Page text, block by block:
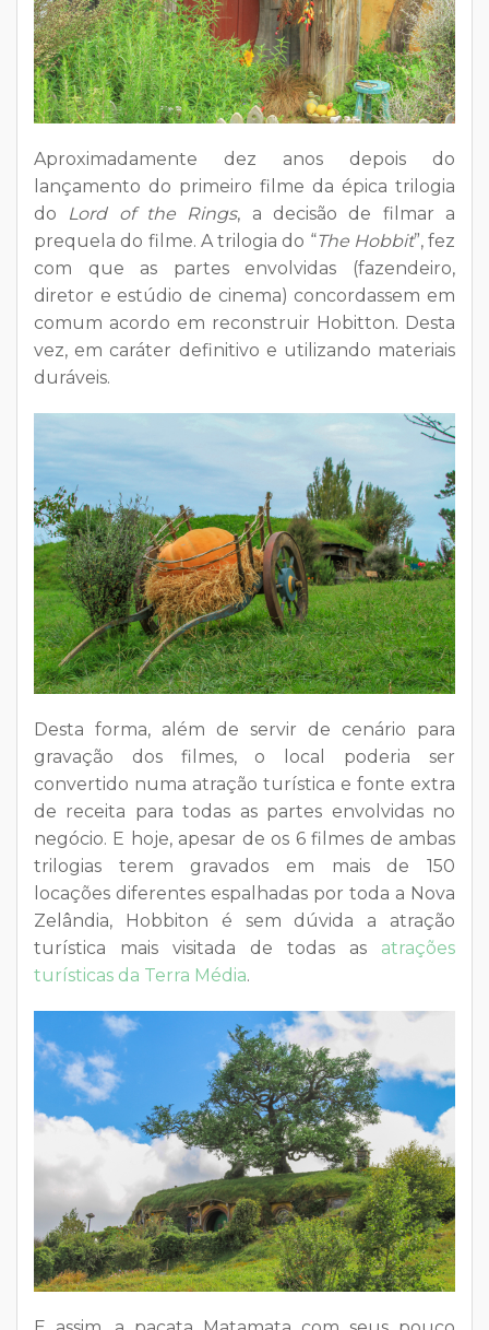
Aproximadamente dez anos depois do
lançamento do primeiro filme da épica trilogia
do Lord of the Rings, a decisão de filmar a
prequela do filme. A trilogia do “The Hobbit”, fez
com que as partes envolvidas (fazendeiro,
diretor e estúdio de cinema) concordassem em
comum acordo em reconstruir Hobitton. Desta
vez, em caráter definitivo e utilizando materiais
duráveis.
Desta forma, além de servir de cenário para
gravação dos filmes, o local poderia ser
convertido numa atração turística e fonte extra
de receita para todas as partes envolvidas no
negócio. E hoje, apesar de os 6 filmes de ambas
trilogias terem gravados em mais de 150
locações diferentes espalhadas por toda a Nova
Zelândia, Hobbiton é sem dúvida a atração
turística mais visitada de todas as atrações
turísticas da Terra Média.